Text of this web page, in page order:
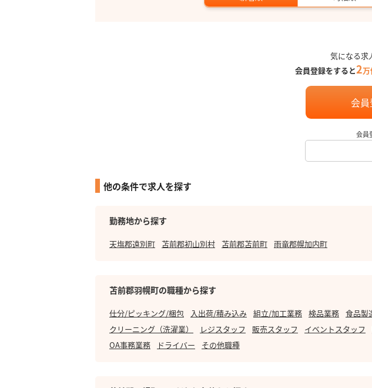
気になる求
会員登録をすると2
会
会員
他の条件で求人を探す
勤務地から探す
天塩郡遠別町 苫前郡初山別村 苫前郡苫前町 雨竜郡幌加内町
苫前郡羽幌町の職種から探す
仕分/ピッキング/梱包 入出荷/積み込み 組立/加工業務 検品業務 食品製
クリーニング（洗濯業）
レジスタッフ 販売スタッフ イベントスタッフ
OA事務業務
ドライバー その他職種